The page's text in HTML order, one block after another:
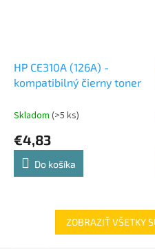
HP CE310A (126A) -
kompatibilný čierny toner
Skladom (>5 ks)
€4,83
Do košíka
ZOBRAZIŤ VŠETKY